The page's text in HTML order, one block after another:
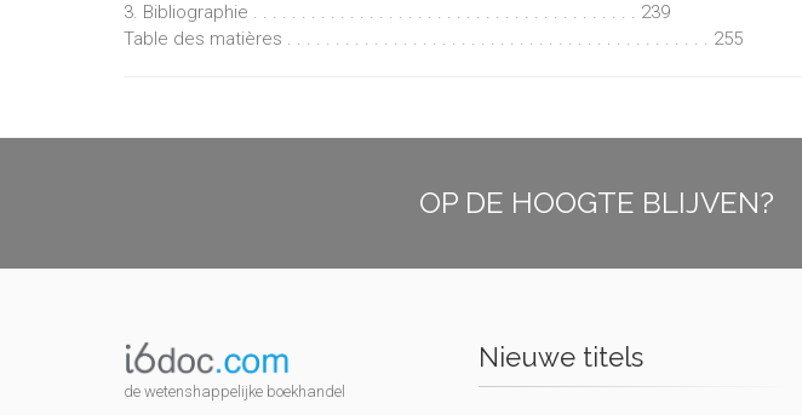
3. Bibliographie . . . . . . . . . . . . . . . . . . . . . . . . . . . . . . . . . . . . . . . . 239
Table des matières . . . . . . . . . . . . . . . . . . . . . . . . . . . . . . . . . . . . . . . . . . . . 255
OP DE HOOGTE BLIJVEN?
de wetenshappelijke boekhandel
Nieuwe titels